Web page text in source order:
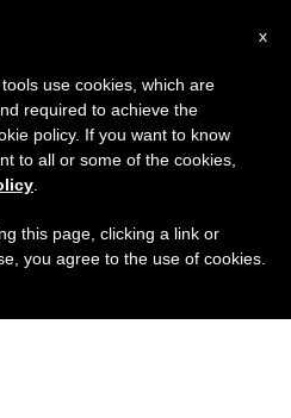
x
use cookies, which are
required to achieve the
policy. If you want to know
to all or some of the cookies,
this page, clicking a link or
you agree to the use of cookies.